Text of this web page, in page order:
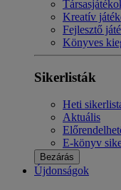
Kreatív
Fejlesztő
Könyves
Sikerlisták
Heti
Aktuális
E-könyv
Bezárás
Újdonságok